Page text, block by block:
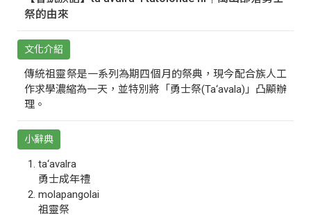
祭的由來
文化介紹
傳統祖靈祭是一系列為期四個月的祭典，現今配合族人工
作求學濃縮為一天，並特別將「勇士祭(Ta‘avala)」凸顯辦
理。
小辭典
ta‘avalra
勇士成年禮
molapangolai
祖靈祭